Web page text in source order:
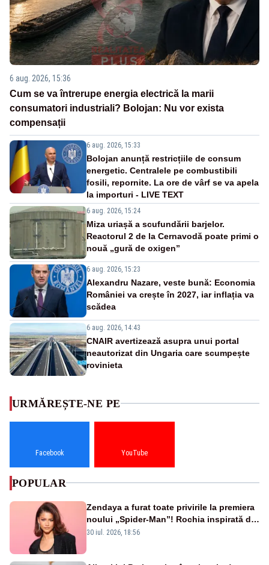
6 aug. 2026, 15:36
Cum se va întrerupe energia electrică la marii
consumatori industriali? Bolojan: Nu vor exista
compensații
6 aug. 2026, 15:33
Bolojan anunță restricțiile de consum
energetic. Centralele pe combustibili
fosili, repornite. La ore de vârf se va apela
la importuri - LIVE TEXT
6 aug. 2026, 15:24
Miza uriașă a scufundării barjelor.
Reactorul 2 de la Cernavodă poate primi o
nouă „gură de oxigen”
6 aug. 2026, 15:23
Alexandru Nazare, veste bună: Economia
României va crește în 2027, iar inflația va
scădea
6 aug. 2026, 14:43
CNAIR avertizează asupra unui portal
neautorizat din Ungaria care scumpește
rovinieta
URMĂREȘTE-NE PE
Facebook YouTube
POPULAR
Zendaya a furat toate privirile la premiera
noului „Spider-Man”! Rochia inspirată de
pânza de păianjen a făcut senzație
30 iul. 2026, 18:56